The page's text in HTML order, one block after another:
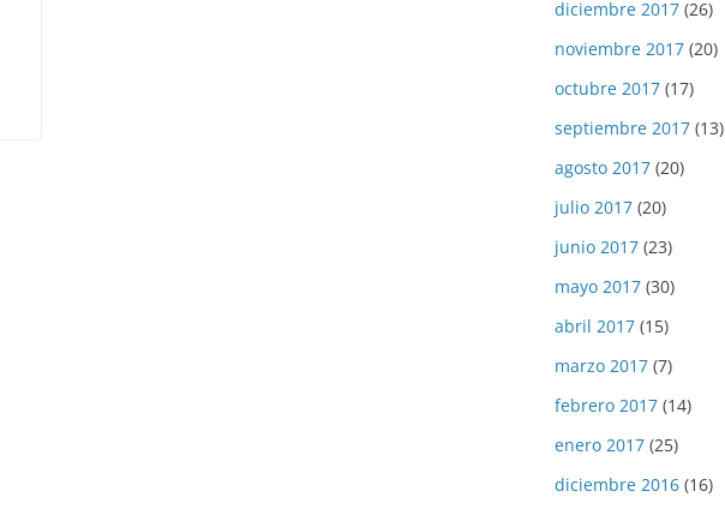
diciembre 2017 (26)
noviembre 2017 (20)
octubre 2017 (17)
septiembre 2017 (13)
agosto 2017 (20)
julio 2017 (20)
junio 2017 (23)
mayo 2017 (30)
abril 2017 (15)
marzo 2017 (7)
febrero 2017 (14)
enero 2017 (25)
diciembre 2016 (16)